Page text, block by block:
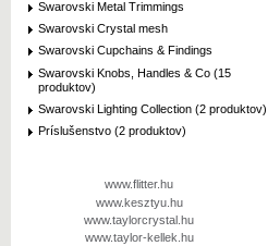
Swarovski Metal Trimmings
Swarovski Crystal mesh
Swarovski Cupchains & Findings
Swarovski Knobs, Handles & Co (15
produktov)
Swarovski Lighting Collection (2 produktov)
Príslušenstvo (2 produktov)
www.flitter.hu
www.kesztyu.hu
www.taylorcrystal.hu
www.taylor-kellek.hu